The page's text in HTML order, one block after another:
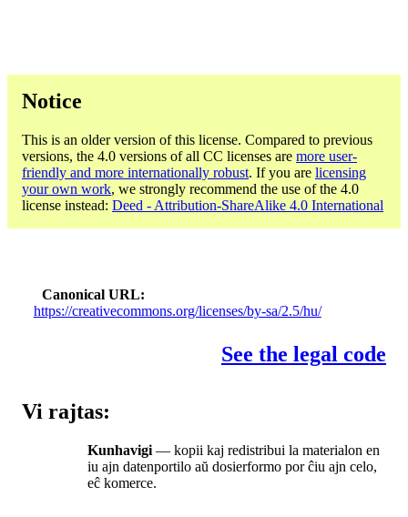
Notice
This is an older version of this license. Compared to previous
versions, the 4.0 versions of all CC licenses are more user-
friendly and more internationally robust. If you are licensing
your own work, we strongly recommend the use of the 4.0
license instead: Deed - Attribution-ShareAlike 4.0 International
Canonical URL
https://creativecommons.org/licenses/by-sa/2.5/hu/
See the legal code
Vi rajtas:
Kunhavigi — kopii kaj redistribui la materialon en
iu ajn datenportilo aŭ dosierformo por ĉiu ajn celo,
eĉ komerce.